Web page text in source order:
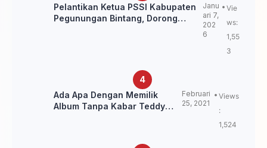
Pelantikan Ketua PSSI Kabupaten
Pegunungan Bintang, Dorong
Janu
ari 7,
202
6
Vie
ws:
1,55
3
Ada Apa Dengan Memilik
Album Tanpa Kabar Teddy
Februari
25, 2021
Views
:
1,524